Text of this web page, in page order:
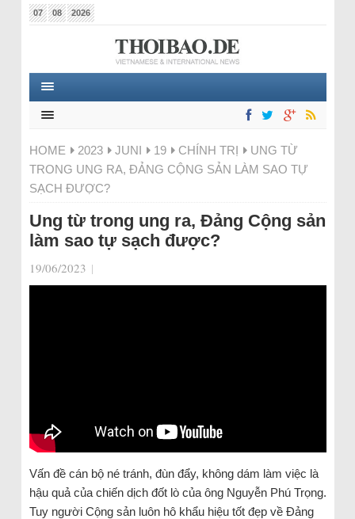
07 08 2026
HOME 2023 JUNI 19 CHÍNH TRỊ
UNG TỪ
TRONG UNG RA, ĐẢNG CỘNG SẢN LÀM SAO TỰ
SẠCH ĐƯỢC?
Ung từ trong ung ra, Đảng Cộng sản
làm sao tự sạch được?
19/06/2023 |
Vấn đề cán bộ né tránh, đùn đẩy, không dám làm việc là
hậu quả của chiến dịch đốt lò của ông Nguyễn Phú Trọng.
Tuy người Cộng sản luôn hô khẩu hiệu tốt đẹp về Đảng